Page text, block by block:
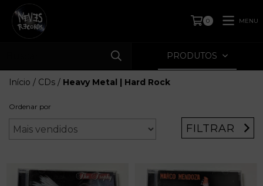
0 MENU
PRODUTOS
Início / CDs / Heavy Metal | Hard Rock
Ordenar por
FILTRAR